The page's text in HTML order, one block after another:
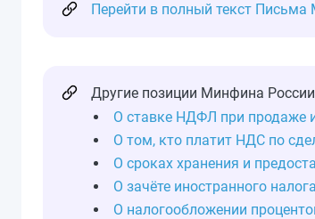
Перейти в полный текст
Другие позиции Минфина
О ставке НДФЛ при продаже
О том, кто платит НДС по
О сроках хранения и
О зачёте иностранного
О налогообложении